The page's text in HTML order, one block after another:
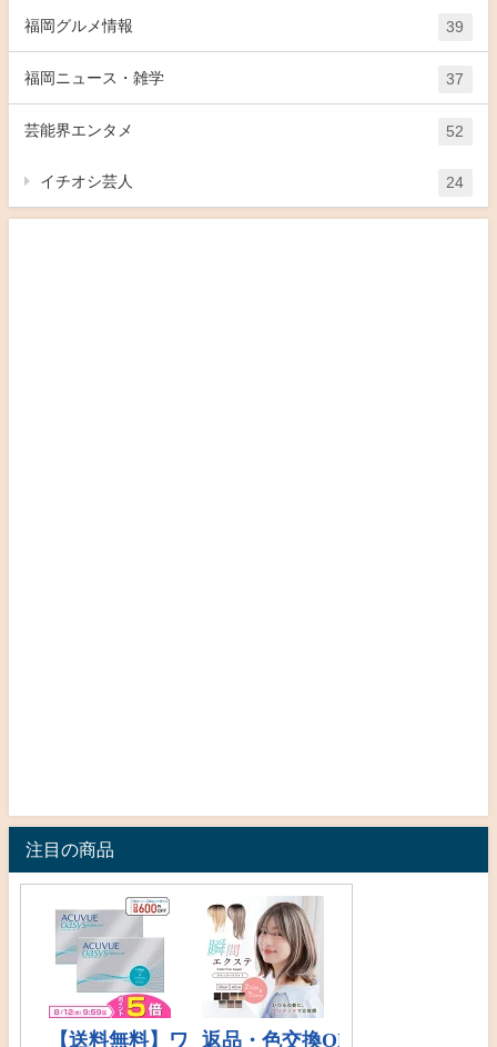
福岡グルメ情報 39
福岡ニュース・雑学 37
芸能界エンタメ 52
イチオシ芸人 24
注目の商品